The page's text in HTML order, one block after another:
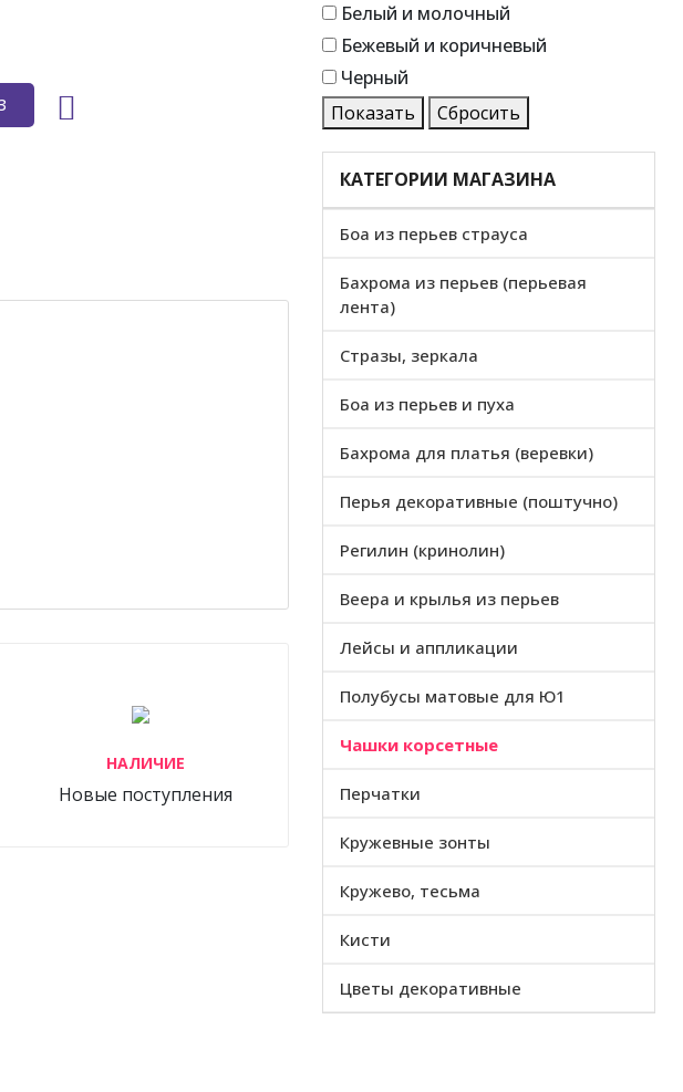
НАЛИЧИЕ
Новые поступления
Белый и молочный
Бежевый и коричневый
Черный
Показать
Сбросить
КАТЕГОРИИ МАГАЗИНА
Боа из перьев страуса
Бахрома из перьев (перьевая
лента)
Стразы, зеркала
Боа из перьев и пуха
Бахрома для платья (веревки)
Перья декоративные (поштучно)
Регилин (кринолин)
Веера и крылья из перьев
Лейсы и аппликации
Полубусы матовые для Ю1
Чашки корсетные
Перчатки
Кружевные зонты
Кружево, тесьма
Кисти
Цветы декоративные